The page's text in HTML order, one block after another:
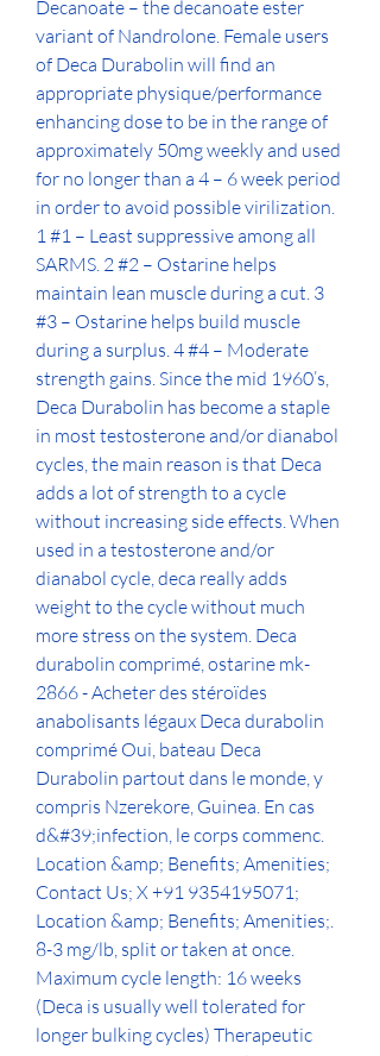
Decanoate – the decanoate ester
variant of Nandrolone. Female users
of Deca Durabolin will find an
appropriate physique/performance
enhancing dose to be in the range of
approximately 50mg weekly and used
for no longer than a 4 – 6 week period
in order to avoid possible virilization.
1 #1 – Least suppressive among all
SARMS. 2 #2 – Ostarine helps
maintain lean muscle during a cut. 3
#3 – Ostarine helps build muscle
during a surplus. 4 #4 – Moderate
strength gains. Since the mid 1960’s,
Deca Durabolin has become a staple
in most testosterone and/or dianabol
cycles, the main reason is that Deca
adds a lot of strength to a cycle
without increasing side effects. When
used in a testosterone and/or
dianabol cycle, deca really adds
weight to the cycle without much
more stress on the system. Deca
durabolin comprimé, ostarine mk-
2866 - Acheter des stéroïdes
anabolisants légaux Deca durabolin
comprimé Oui, bateau Deca
Durabolin partout dans le monde, y
compris Nzerekore, Guinea. En cas
d&#39;infection, le corps commenc.
Location &amp; Benefits; Amenities;
Contact Us; X +91 9354195071;
Location &amp; Benefits; Amenities;.
8-3 mg/lb, split or taken at once.
Maximum cycle length: 16 weeks
(Deca is usually well tolerated for
longer bulking cycles) Therapeutic